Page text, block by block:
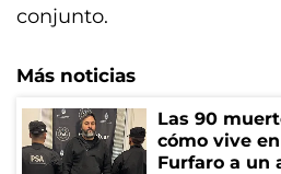
conjunto.
Más noticias
Las 90
cómo vive
Furfaro a un